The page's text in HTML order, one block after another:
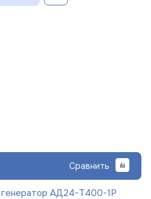
Сравнить
АД24-Т400-1Р